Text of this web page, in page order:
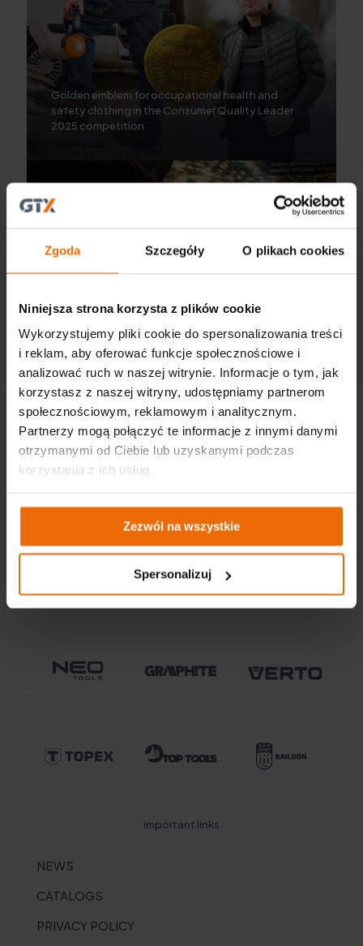
Zgoda Szczegóły O plikach cookies
Niniejsza strona korzysta z plików cookie
Wykorzystujemy pliki cookie do spersonalizowania treści
i reklam, aby oferować funkcje społecznościowe i
analizować ruch w naszej witrynie. Informacje o tym, jak
korzystasz z naszej witryny, udostępniamy partnerom
społecznościowym, reklamowym i analitycznym.
Partnerzy mogą połączyć te informacje z innymi danymi
otrzymanymi od Ciebie lub uzyskanymi podczas
korzystania z ich usług.
Zezwól na wszystkie
Spersonalizuj
Golden emblem for occupational health and
safety clothing in the Consumer Quality Leader
2025 competition
Przemek Szafranski talks about creating his own
collection of clothes.
CENTRAL
GTX Poland Sp. z o.o. Sp. K.
ul. Pograniczna 2/4
tel. +48 22 573 03 00
office@gtx-group.com
Important links
NEWS
CATALOGS
PRIVACY POLICY